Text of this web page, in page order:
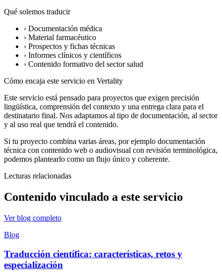
Qué solemos traducir
› Documentación médica
› Material farmacéutico
› Prospectos y fichas técnicas
› Informes clínicos y científicos
› Contenido formativo del sector salud
Cómo encaja este servicio en Vertality
Este servicio está pensado para proyectos que exigen precisión
lingüística, comprensión del contexto y una entrega clara para el
destinatario final. Nos adaptamos al tipo de documentación, al sector
y al uso real que tendrá el contenido.
Si tu proyecto combina varias áreas, por ejemplo documentación
técnica con contenido web o audiovisual con revisión terminológica,
podemos plantearlo como un flujo único y coherente.
Lecturas relacionadas
Contenido vinculado a este servicio
Ver blog completo
Blog
Traducción científica: características, retos y
especialización